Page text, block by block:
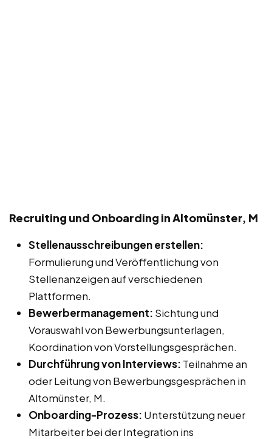
Recruiting und Onboarding in Altomünster, M
Stellenausschreibungen erstellen:
Formulierung und Veröffentlichung von
Stellenanzeigen auf verschiedenen
Plattformen.
Bewerbermanagement: Sichtung und
Vorauswahl von Bewerbungsunterlagen,
Koordination von Vorstellungsgesprächen.
Durchführung von Interviews: Teilnahme an
oder Leitung von Bewerbungsgesprächen in
Altomünster, M.
Onboarding-Prozess: Unterstützung neuer
Mitarbeiter bei der Integration ins